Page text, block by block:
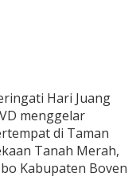
Hari Juang
menggelar
di Taman
Tanah Merah,
Kabupaten Boven